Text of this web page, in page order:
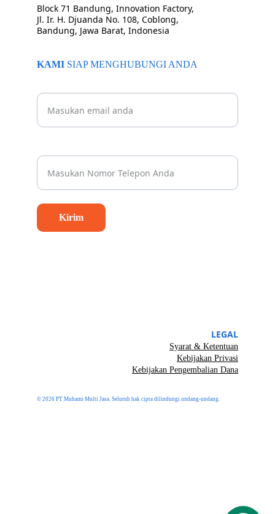
KAMI SIAP MENGHUBUNGI ANDA
Kirim
© 2026 PT Muhami Multi Jasa. Seluruh hak cipta dilindungi undang-undang.
Syarat & Ketentuan
Kebijakan Privasi
LEGAL
Kebijakan Pengembalian Dana
Block 71 Bandung, Innovation Factory,
Jl. Ir. H. Djuanda No. 108, Coblong,
Bandung, Jawa Barat, Indonesia